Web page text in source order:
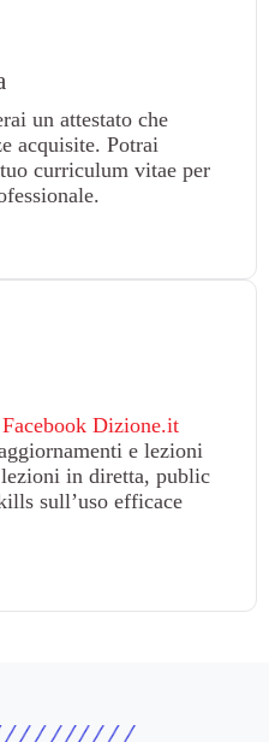
un attestato che
acquisite. Potrai
curriculum vitae per
Dizione.it
e lezioni
in diretta, public
sull’uso efficace